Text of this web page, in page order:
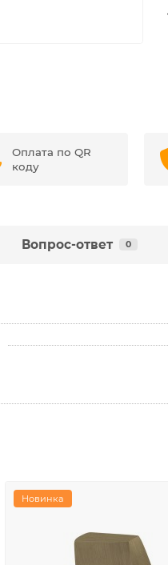
Оплата по QR
коду
Вопрос-ответ 0
Новинка